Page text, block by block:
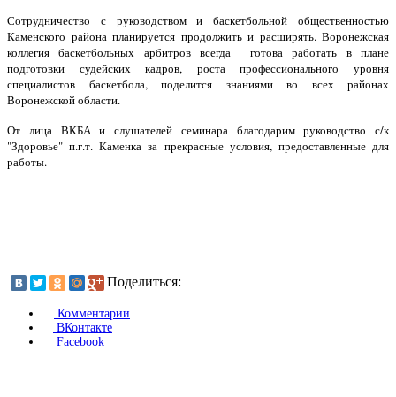
Сотрудничество с руководством и баскетбольной общественностью
Каменского района планируется продолжить и расширять. Воронежская
коллегия баскетбольных арбитров всегда готова работать в плане
подготовки судейских кадров, роста профессионального уровня
специалистов баскетбола, поделится знаниями во всех районах
Воронежской области.
От лица ВКБА и слушателей семинара благодарим руководство с/к
"Здоровье" п.г.т. Каменка за прекрасные условия, предоставленные для
работы.
Поделиться:
Комментарии
ВКонтакте
Facebook